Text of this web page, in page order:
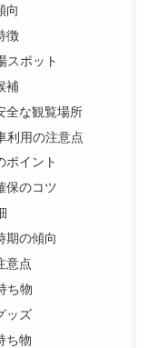
向
徴
スポット
補
全な観覧場所
利用の注意点
ポイント
保のコツ
期の傾向
意点
ち物
ッズ
ち物